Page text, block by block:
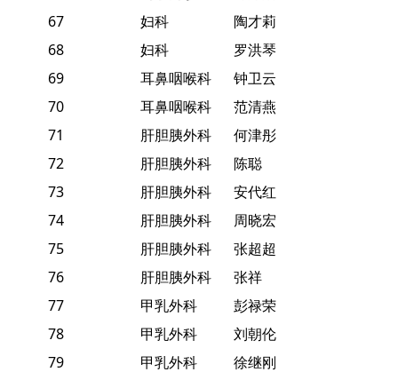
67
妇科
陶才莉
68
妇科
罗洪琴
69
耳鼻咽喉科
钟卫云
70
耳鼻咽喉科
范清燕
71
肝胆胰外科
何津彤
72
肝胆胰外科
陈聪
73
肝胆胰外科
安代红
74
肝胆胰外科
周晓宏
75
肝胆胰外科
张超超
76
肝胆胰外科
张祥
77
甲乳外科
彭禄荣
78
甲乳外科
刘朝伦
79
甲乳外科
徐继刚